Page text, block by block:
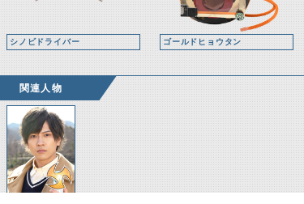
シノビドライバー ゴールドヒョウタン
関連人物